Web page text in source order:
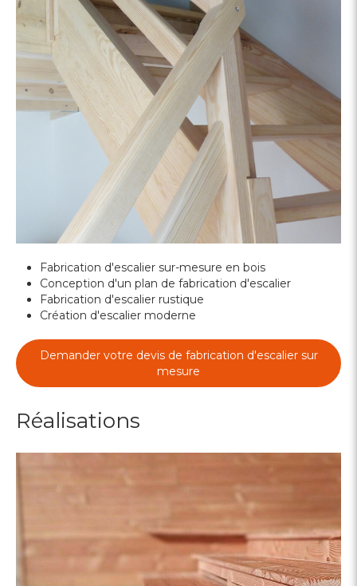
Fabrication d'escalier sur-mesure en bois
Conception d'un plan de fabrication d'escalier
Fabrication d'escalier rustique
Création d'escalier moderne
Demander votre devis de fabrication d'escalier sur
mesure
Réalisations